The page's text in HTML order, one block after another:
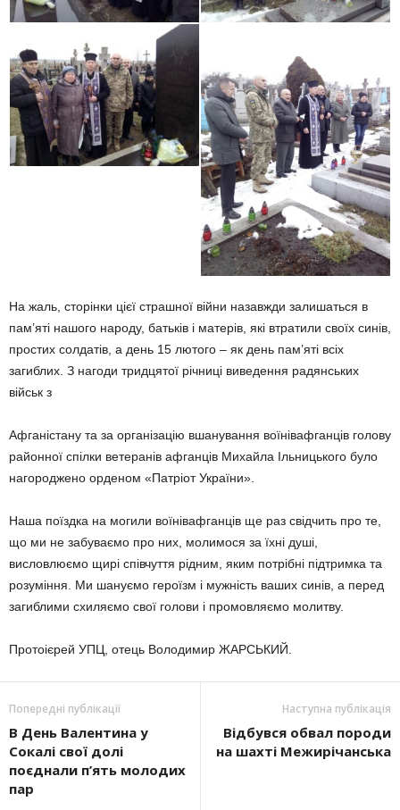
На жаль, сторінки цієї страшної війни назавжди залишаться в
пам’яті нашого народу, батьків і матерів, які втратили своїх синів,
простих солдатів, а день 15 лютого – як день пам’яті всіх
загиблих. З нагоди тридцятої річниці виведення радянських
військ з
Афганістану та за організацію вшанування воїнівафганців голову
районної спілки ветеранів афганців Михайла Ільницького було
нагороджено орденом «Патріот України».
Наша поїздка на могили воїнівафганців ще раз свідчить про те,
що ми не забуваємо про них, молимося за їхні душі,
висловлюємо щирі співчуття рідним, яким потрібні підтримка та
розуміння. Ми шануємо героїзм і мужність ваших синів, а перед
загиблими схиляємо свої голови і промовляємо молитву.
Протоієрей УПЦ, отець Володимир ЖАРСЬКИЙ.
Попередні публікації
В День Валентина у
Сокалі свої долі
поєднали п’ять молодих
пар
Наступна публікація
Відбувся обвал породи
на шахті Межирічанська